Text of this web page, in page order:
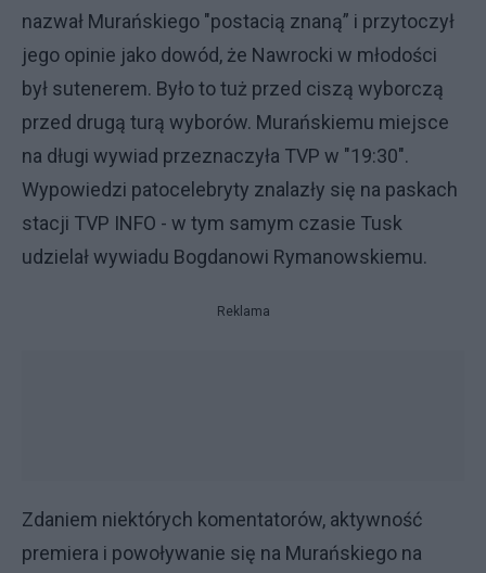
nazwał Murańskiego "postacią znaną” i przytoczył
jego opinie jako dowód, że Nawrocki w młodości
był sutenerem. Było to tuż przed ciszą wyborczą
przed drugą turą wyborów. Murańskiemu miejsce
na długi wywiad przeznaczyła TVP w "19:30".
Wypowiedzi patocelebryty znalazły się na paskach
stacji TVP INFO - w tym samym czasie Tusk
udzielał wywiadu Bogdanowi Rymanowskiemu.
Reklama
Zdaniem niektórych komentatorów, aktywność
premiera i powoływanie się na Murańskiego na